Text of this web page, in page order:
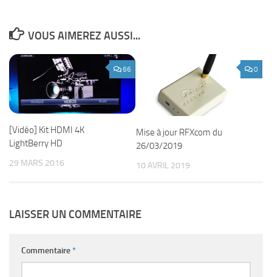
VOUS AIMEREZ AUSSI...
66
[Vidéo] Kit HDMI 4K
LightBerry HD
29 MARS 2016
0
Mise à jour RFXcom du
26/03/2019
10 AVRIL 2019
LAISSER UN COMMENTAIRE
Commentaire*